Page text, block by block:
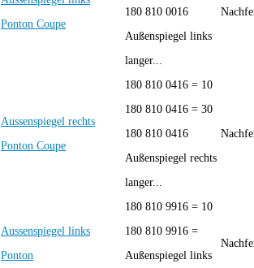
Ponton Coupe
180 810 0016
Außenspiegel links
langer...
Aussenspiegel rechts
Ponton Coupe
180 810 0416 = 10
180 810 0416 = 30
180 810 0416
Außenspiegel rechts
langer...
Aussenspiegel links
Ponton
180 810 9916 = 10
180 810 9916 =
Außenspiegel links